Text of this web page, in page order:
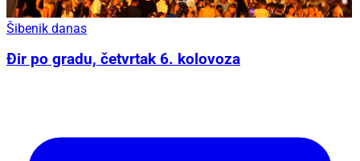
Šibenik danas
Đir po gradu, četvrtak 6. kolovoza